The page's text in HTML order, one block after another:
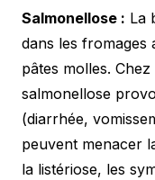
Salmonellose : La
dans les fromages
pâtes molles.
salmonellose
(diarrhée,
peuvent menacer
la listériose, les